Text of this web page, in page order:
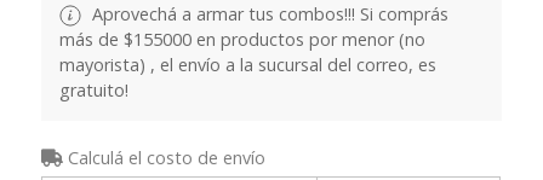
Aprovechá a armar tus combos!!! Si comprás
más de $155000 en productos por menor (no
mayorista) , el envío a la sucursal del correo, es
gratuito!
Calculá el costo de envío